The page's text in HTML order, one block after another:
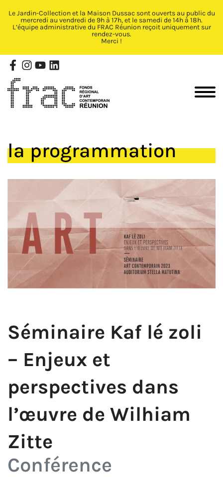
Fermer X
Le Jardin-Collection et la Maison Dussac sont ouverts au public du
mercredi au vendredi de 9h à 17h, et le samedi de 14h à 18h.
L’équipe administrative du FRAC Réunion reçoit uniquement sur
rendez-vous.
Merci !
la programmation
Séminaire Kaf lé zoli
– Enjeux et
perspectives dans
l’œuvre de Wilhiam
Zitte
Conférence